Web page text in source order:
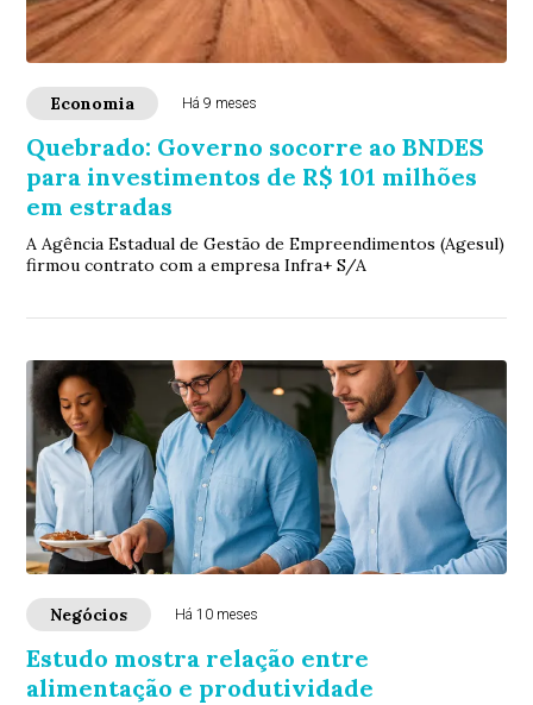
Economia Há 9 meses
Quebrado: Governo socorre ao BNDES
para investimentos de R$ 101 milhões
em estradas
A Agência Estadual de Gestão de Empreendimentos (Agesul)
firmou contrato com a empresa Infra+ S/A
Negócios Há 10 meses
Estudo mostra relação entre
alimentação e produtividade